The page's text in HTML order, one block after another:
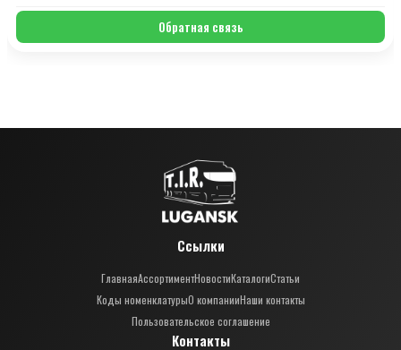
Обратная связь
Ссылки
ГлавнаяАссортиментНовостиКаталогиСтатьи
Коды номенклатурыО компанииНаши контакты
Пользовательское соглашение
Контакты